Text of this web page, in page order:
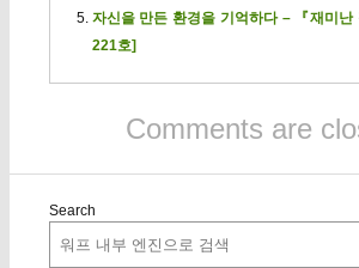
자신을 만든 환경을 기억하다 – 『재미난
221호]
Comments are
Search